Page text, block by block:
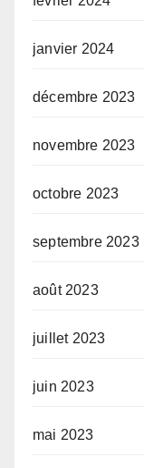
janvier 2024
décembre 2023
novembre 2023
octobre 2023
septembre 2023
août 2023
juillet 2023
juin 2023
mai 2023